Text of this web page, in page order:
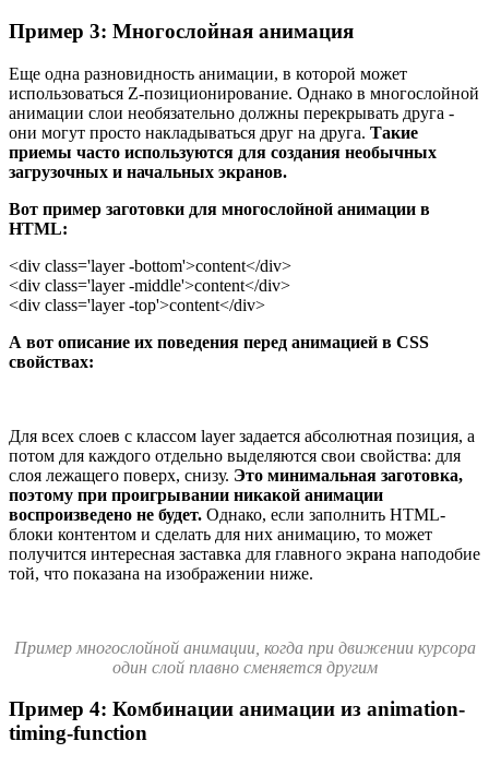
Пример 3: Многослойная анимация
Еще одна разновидность анимации, в которой может
использоваться Z-позиционирование. Однако в многослойной
анимации слои необязательно должны перекрывать друга -
они могут просто накладываться друг на друга. Такие
приемы часто используются для создания необычных
загрузочных и начальных экранов.
Вот пример заготовки для многослойной анимации в
HTML:
<div class='layer -bottom'>content</div>
<div class='layer -middle'>content</div>
<div class='layer -top'>content</div>
А вот описание их поведения перед анимацией в CSS
свойствах:
Для всех слоев с классом layer задается абсолютная позиция, а
потом для каждого отдельно выделяются свои свойства: для
слоя лежащего поверх, снизу. Это минимальная заготовка,
поэтому при проигрывании никакой анимации
воспроизведено не будет. Однако, если заполнить HTML-
блоки контентом и сделать для них анимацию, то может
получится интересная заставка для главного экрана наподобие
той, что показана на изображении ниже.
Пример многослойной анимации, когда при движении курсора
один слой плавно сменяется другим
Пример 4: Комбинации анимации из animation-
timing-function